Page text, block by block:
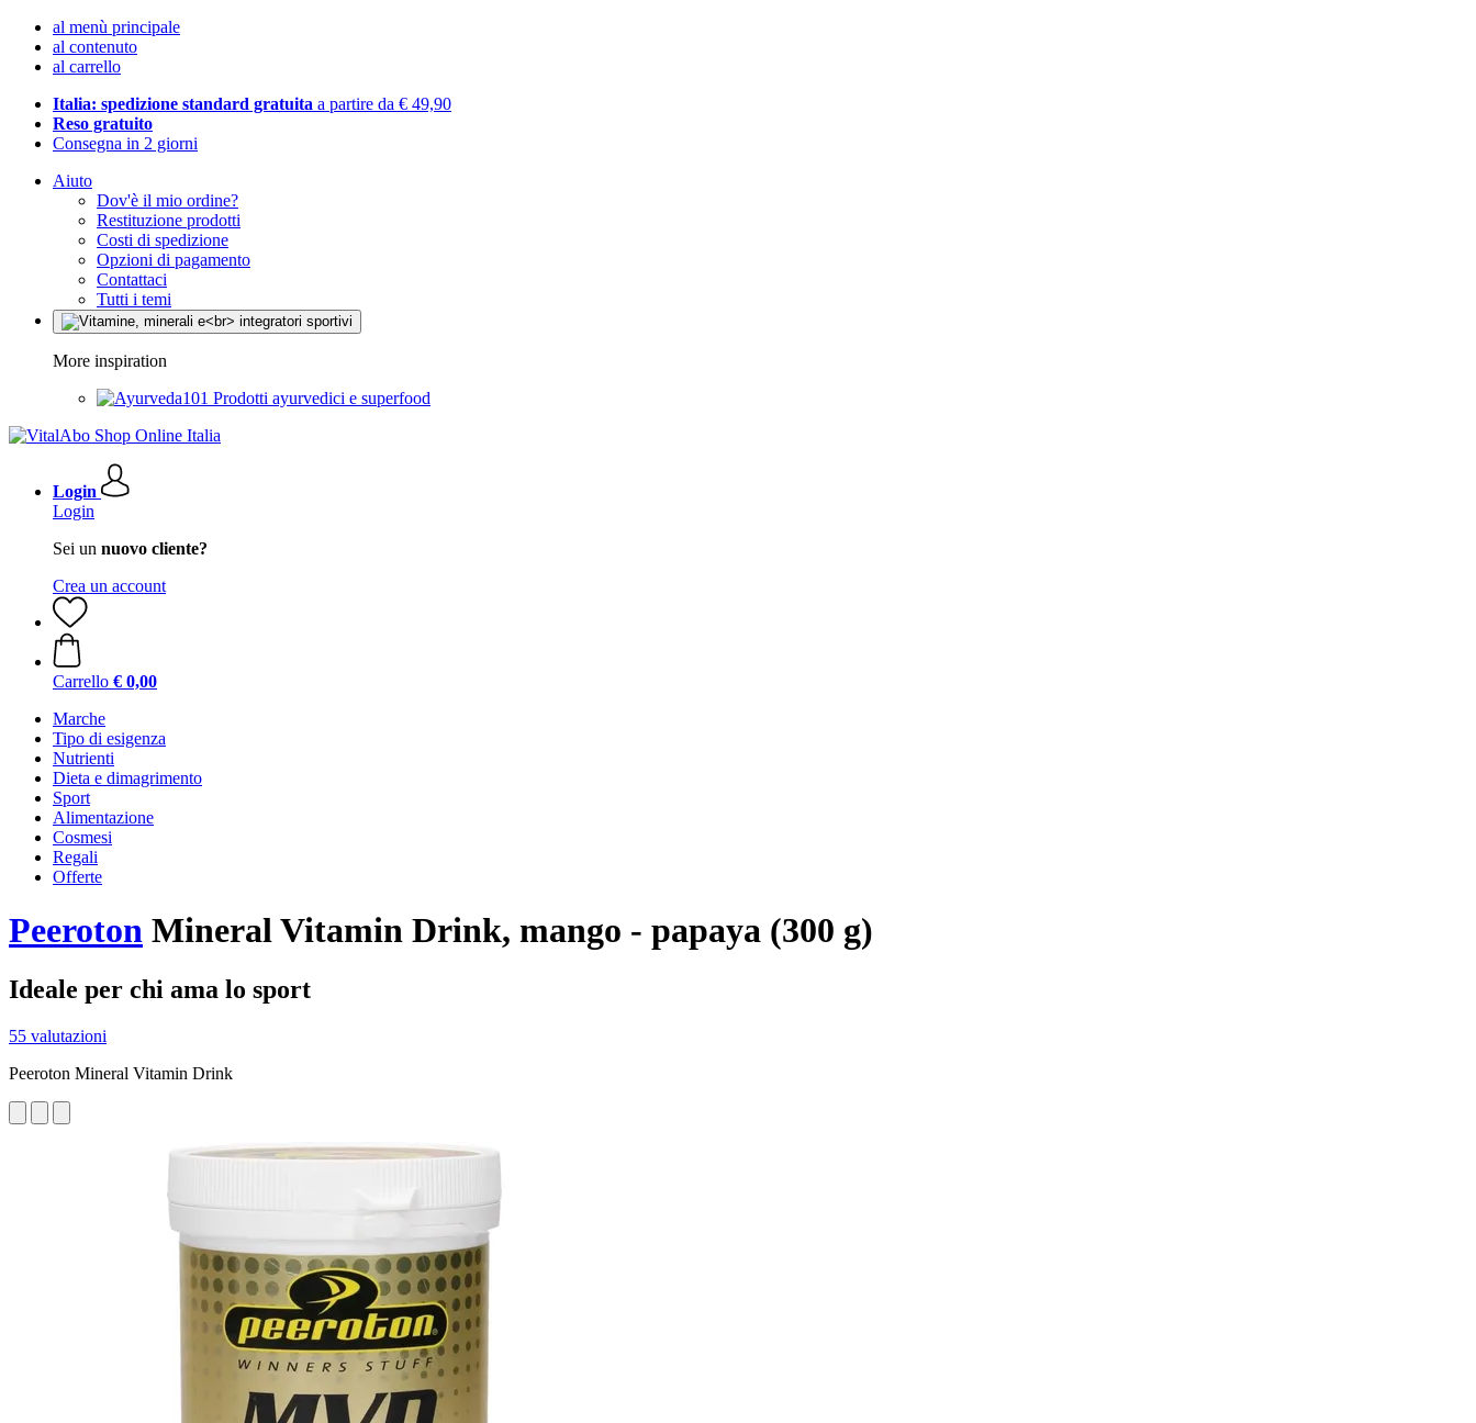
al menù principale
al contenuto
al carrello
Italia: spedizione standard gratuita a partire da € 49,90
Reso gratuito
Consegna in 2 giorni
Aiuto
Dov'è il mio ordine?
Restituzione prodotti
Costi di spedizione
Opzioni di pagamento
Contattaci
Tutti i temi
More inspiration
Prodotti ayurvedici e superfood
Login
Login
Sei un nuovo cliente?
Crea un account
Carrello € 0,00
Marche
Tipo di esigenza
Nutrienti
Dieta e dimagrimento
Sport
Alimentazione
Cosmesi
Regali
Offerte
Peeroton Mineral Vitamin Drink, mango - papaya (300 g)
Ideale per chi ama lo sport
55 valutazioni
Peeroton Mineral Vitamin Drink